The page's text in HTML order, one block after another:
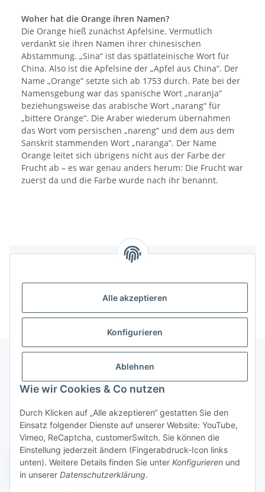
Alle akzeptieren
Konfigurieren
Ablehnen
Wie wir Cookies & Co nutzen
Durch Klicken auf „Alle akzeptieren“ gestatten Sie den
Einsatz folgender Dienste auf unserer Website: YouTube,
Vimeo, ReCaptcha, customerSwitch. Sie können die
Einstellung jederzeit ändern (Fingerabdruck-Icon links
unten). Weitere Details finden Sie unter Konfigurieren und
in unserer Datenschutzerklärung.
Woher hat die Orange ihren Namen?
Die Orange hieß zunächst Apfelsine. Vermutlich
verdankt sie ihren Namen ihrer chinesischen
Abstammung. „Sina“ ist das spätlateinische Wort für
China. Also ist die Apfelsine der „Apfel aus China“. Der
Name „Orange“ setzte sich ab 1753 durch. Pate bei der
Namensgebung war das spanische Wort „naranja“
beziehungsweise das arabische Wort „narang“ für
„bittere Orange“. Die Araber wiederum übernahmen
das Wort vom persischen „nareng“ und dem aus dem
Sanskrit stammenden Wort „naranga“. Der Name
Orange leitet sich übrigens nicht aus der Farbe der
Frucht ab – es war genau anders herum: Die Frucht war
zuerst da und die Farbe wurde nach ihr benannt.
Informationen
Gesetzliche Informationen
Widerruf einreichen